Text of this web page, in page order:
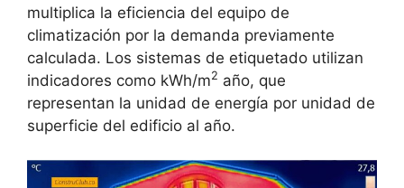
multiplica la eficiencia del equipo de
climatización por la demanda previamente
calculada. Los sistemas de etiquetado utilizan
indicadores como kWh/m2 año, que
representan la unidad de energía por unidad de
superficie del edificio al año.